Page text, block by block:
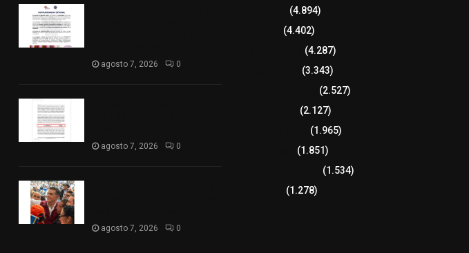
agosto 7, 2026 0
agosto 7, 2026 0
agosto 7, 2026 0
(4.894)
(4.402)
(4.287)
(3.343)
(2.527)
(2.127)
(1.965)
(1.851)
(1.534)
(1.278)